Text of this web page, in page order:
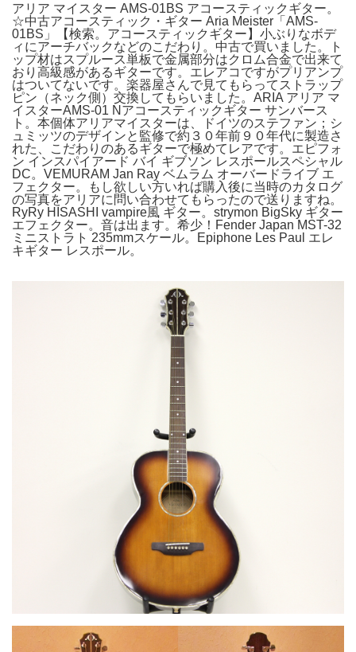
アリア マイスター AMS-01BS アコースティックギター。
☆中古アコースティック・ギター Aria Meister「AMS-
01BS」【検索。アコースティックギター】小ぶりなボデ
ィにアーチバックなどのこだわり。中古で買いました。ト
ップ材はスプルース単板で金属部分はクロム合金で出来て
おり高級感があるギターです。エレアコですがプリアンプ
はついてないです。楽器屋さんで見てもらってストラップ
ピン（ネック側）交換してもらいました。ARIA アリア マ
イスターAMS-01 Nアコースティックギター サンバース
ト。本個体アリアマイスターは、ドイツのステファン；シ
ュミッツのデザインと監修で約３０年前９０年代に製造さ
れた、こだわりのあるギターで極めてレアです。エピフォ
ン インスパイアード バイ ギブソン レスポールスペシャル
DC。VEMURAM Jan Ray ベムラム オーバードライブ エ
フェクター。もし欲しい方いれば購入後に当時のカタログ
の写真をアリアに問い合わせてもらったので送りますね。
RyRy HISASHI vampire風 ギター。strymon BigSky ギター
エフェクター。音は出ます。希少！Fender Japan MST-32
ミニストラト 235mmスケール。Epiphone Les Paul エレ
キギター レスポール。